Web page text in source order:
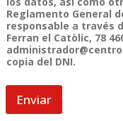
Reglamento General
responsable a través
Ferran el Catòlic, 78
copia del DNI.
Enviar